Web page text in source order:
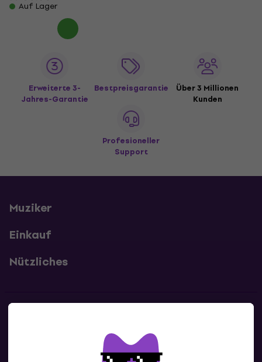
Auf Lager
Erweiterte 3-
Jahres-Garantie
Bestpreisgarantie
Über 3 Millionen
Kunden
Profesioneller
Support
Muziker
Einkauf
Nützliches
Kontaktiere uns